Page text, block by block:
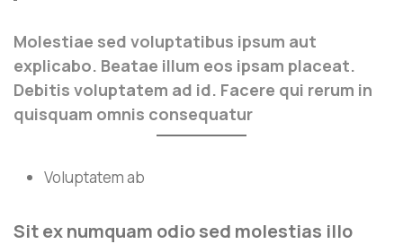
Molestiae sed voluptatibus ipsum aut
explicabo. Beatae illum eos ipsam placeat.
Debitis voluptatem ad id. Facere qui rerum in
quisquam omnis consequatur
Voluptatem ab
Sit ex numquam odio sed molestias illo